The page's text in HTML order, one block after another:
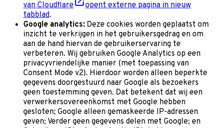
van Cloudflare
opent externe pagina in nieuw
tabblad.
Google analytics: Deze cookies worden geplaatst om
inzicht te verkrijgen in het gebruikersgedrag en om
aan de hand hiervan de gebruikerservaring te
verbeteren. Wij gebruiken Google Analytics op een
privacyvriendelijke manier (met toepassing van
Consent Mode v2). Hierdoor worden alleen beperkte
gegevens doorgestuurd naar Google als bezoekers
geen toestemming geven. Dat betekent dat wij een
verwerkersovereenkomst met Google hebben
gesloten; Google alleen gemaskeerde IP-adressen
geven; Verder geen gegevens delen met Google; en